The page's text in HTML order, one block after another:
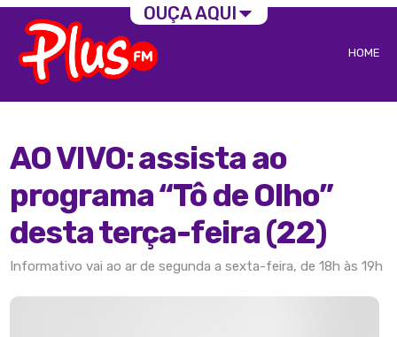
HOME
AO VIVO: assista ao
programa “Tô de Olho”
desta terça-feira (22)
Informativo vai ao ar de segunda a sexta-feira, de 18h às 19h
OUÇA AQUI